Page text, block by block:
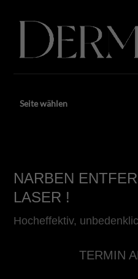
Seite wählen
NARBEN
LASER !
Hocheffektiv,
TERMIN